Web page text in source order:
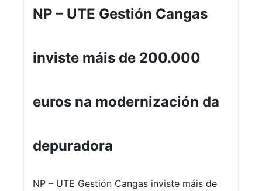
NP – UTE Gestión Cangas
inviste máis de 200.000
euros na modernización da
depuradora
NP – UTE Gestión Cangas inviste máis de